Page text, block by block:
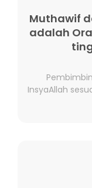
Muthawif
adalah
InsyaAllah